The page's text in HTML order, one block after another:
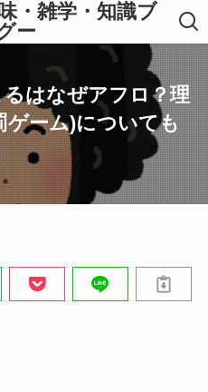
・雑学・知識ブ
ー
はなぜアフロ？理
ゲーム)についても